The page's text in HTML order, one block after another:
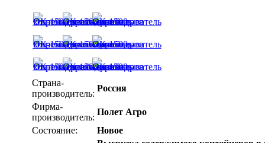
Страна-
производитель:
Россия
Фирма-
производитель:
Полет Агро
Состояние:
Новое